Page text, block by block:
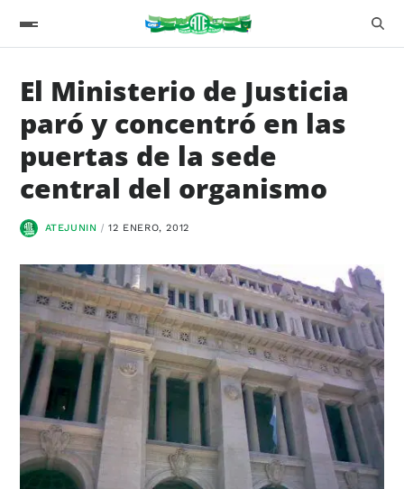
El Ministerio de Justicia
paró y concentró en las
puertas de la sede
central del organismo
ATEJUNIN 12 ENERO, 2012